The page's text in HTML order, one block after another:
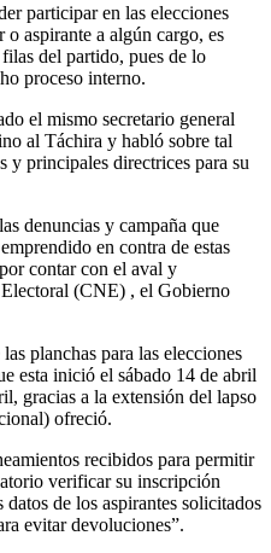
participar en las elecciones
aspirante a algún cargo, es
del partido, pues de lo
proceso interno.
el mismo secretario general
al Táchira y habló sobre tal
y principales directrices para su
denuncias y campaña que
en contra de estas
contar con el aval y
(CNE) , el Gobierno
planchas para las elecciones
esta inició el sábado 14 de abril
gracias a la extensión del lapso
ofreció.
recibidos para permitir
verificar su inscripción
de los aspirantes solicitados
evitar devoluciones”.